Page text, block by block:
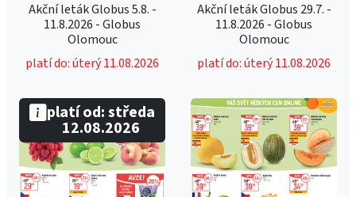
Akční leták Globus 5.8. -
11.8.2026 - Globus
Olomouc
platí do: úterý 11.08.2026
Akční leták Globus 29.7. -
11.8.2026 - Globus
Olomouc
platí do: úterý 11.08.2026
platí od: středa
12.08.2026